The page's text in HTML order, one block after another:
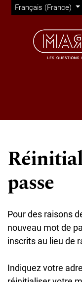
Aller directement au
Aller directement au
Aller au pied de page
Changer de langue.
Français (France)
Menu
passe
Pour des raisons
nouveau mot de
inscrits au lieu de
Indiquez votre